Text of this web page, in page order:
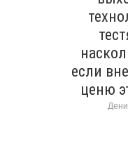
если
ценю